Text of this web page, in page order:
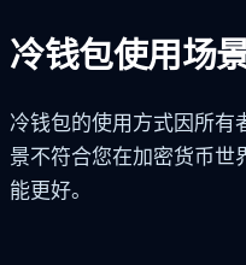
冷钱包使用场
冷钱包的使用方式因所有
景不符合您在加密货币世
能更好。